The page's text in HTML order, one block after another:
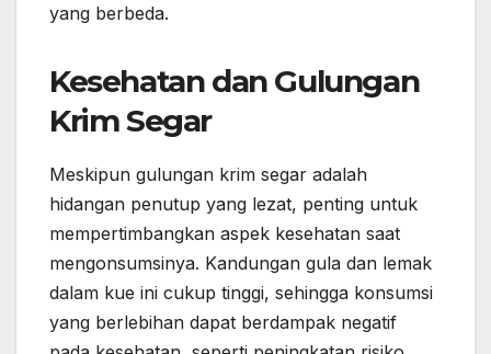
yang berbeda.
Kesehatan dan Gulungan
Krim Segar
Meskipun gulungan krim segar adalah
hidangan penutup yang lezat, penting untuk
mempertimbangkan aspek kesehatan saat
mengonsumsinya. Kandungan gula dan lemak
dalam kue ini cukup tinggi, sehingga konsumsi
yang berlebihan dapat berdampak negatif